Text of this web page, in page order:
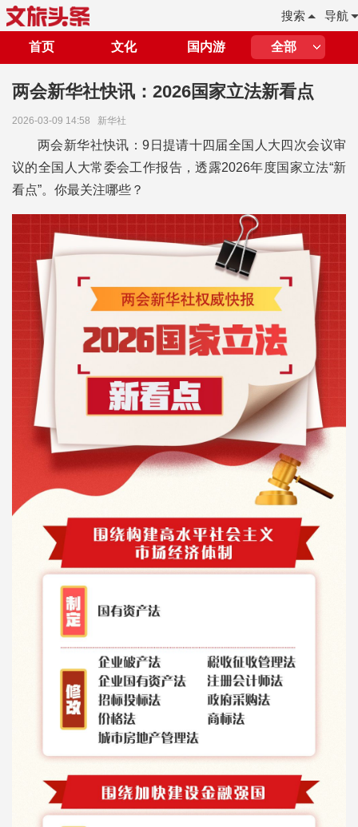
导航
搜索
首页 文化 国内游 全部
两会新华社快讯：2026国家立法新看点
2026-03-09 14:58 新华社
两会新华社快讯：9日提请十四届全国人大四次会议审
议的全国人大常委会工作报告，透露2026年度国家立法“新
看点”。你最关注哪些？